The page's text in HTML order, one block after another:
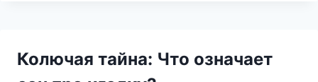
ВАМ
СКАЗАТЬ?
Колючая тайна: Что означает